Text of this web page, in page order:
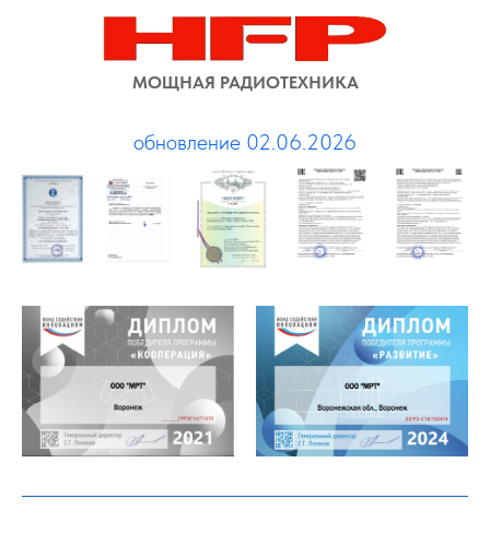
МОЩНАЯ РАДИОТЕХНИКА
обновление 02.06.2026